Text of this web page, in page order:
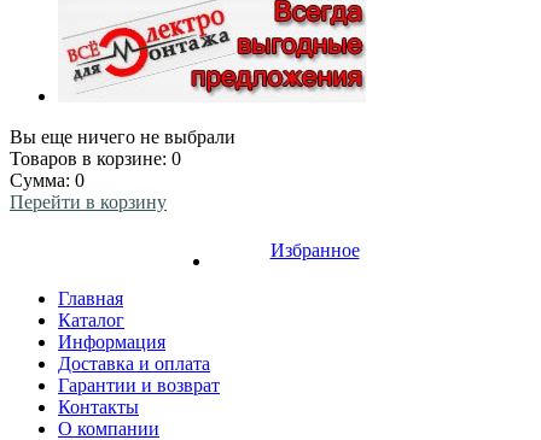
Вы еще ничего не выбрали
Товаров в корзине: 0
Сумма: 0
Перейти в корзину
Избранное
Главная
Каталог
Информация
Доставка и оплата
Гарантии и возврат
Контакты
О компании